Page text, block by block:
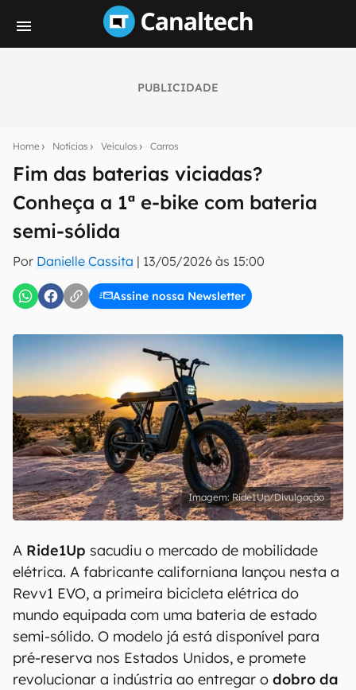
PUBLICIDADE
Home Notícias Veículos Carros
Fim das baterias viciadas?
Conheça a 1ª e-bike com bateria
semi-sólida
Por Danielle Cassita | 13/05/2026 às 15:00
Assine nossa Newsletter
notícias e reviews sobre tecnologia em primeira
mão.
E-mail
inscreva-se
Uso e Política de Privacidade do Canaltech.
Ride1Up/Divulgação
A Ride1Up sacudiu o mercado de mobilidade
elétrica. A fabricante californiana lançou nesta a
Revv1 EVO, a primeira bicicleta elétrica do
mundo equipada com uma bateria de estado
semi-sólido. O modelo já está disponível para
pré-reserva nos Estados Unidos, e promete
revolucionar a indústria ao entregar o dobro da